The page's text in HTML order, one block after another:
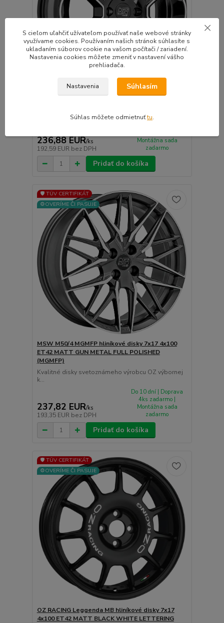
MSW M83 hliníkové disky 7x17 4x100 ET42 GLOSS
Krásna a kvalitná kolies s TUV certifikátmi a typo...
236,88 EUR/ks
192,59 EUR bez DPH
Montážna sada
zadarmo
Pridať do košíka
🛡️ TÜV CERTIFIKÁT
⚙️OVERÍME ČI PASUJE
MSW M50/4 MGMFP hliníkové disky 7x17 4x100
ET42 MATT GUN METAL FULL POLISHED
(MGMFP)
Kvalitné disky svetoznámeho výrobcu OZ výbornej
k...
237,82 EUR/ks
193,35 EUR bez DPH
Do 10 dní | Doprava
4ks zadarmo |
Montážna sada
zadarmo
Pridať do košíka
🛡️ TÜV CERTIFIKÁT
⚙️OVERÍME ČI PASUJE
OZ RACING Leggenda MB hliníkové disky 7x17
4x100 ET42 MATT BLACK WHITE LETTERING
S cieľom uľahčiť užívateľom používať naše webové stránky
využívame cookies. Používaním našich stránok súhlasíte s
ukladaním súborov cookie na vašom počítači / zariadení.
Nastavenia cookies môžete zmeniť v nastavení vášho
prehliadača.
Nastavenia Súhlasím
Súhlas môžete odmietnuťtu.